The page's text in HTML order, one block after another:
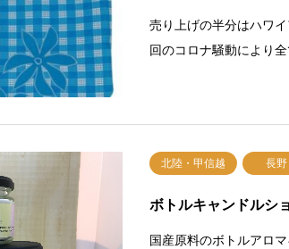
売り上げの半分はハワ
回のコロナ騒動により
北陸・甲信越 長野
ボトルキャンドルシ
国産原料のボトルアロ